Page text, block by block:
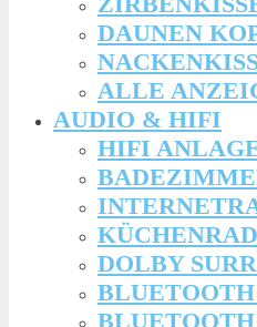
DAUNEN
ALLE
AUDIO & HIFI
HIFI
DOLBY